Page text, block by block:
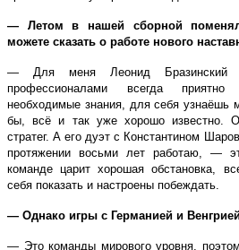
— Летом в нашей сборной
можете сказать о работе нового
— Для меня Леонид
профессионалами всегда приятно
необходимые знания, для себя узнаёшь
бы, всё и так уже хорошо известно.
стратег. А его дуэт с Константином
протяжении восьми лет работаю, —
команде царит хорошая обстановка,
себя показать и настроены побеждать.
— Однако игры с Германией и
— Это команды мирового уровня,